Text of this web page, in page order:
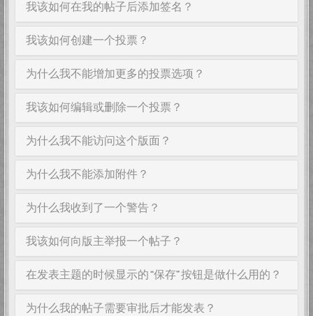
我该如何在我的帖子后添加签名？
我该如何创建一个投票？
为什么我不能增加更多的投票选项？
我该如何编辑或删除一个投票？
为什么我不能访问这个版面？
为什么我不能添加附件？
为什么我收到了一个警告？
我该如何向版主举报一个帖子？
在发表主题的时候显示的 “保存” 按钮是做什么用的？
为什么我的帖子需要审批后才能发表？